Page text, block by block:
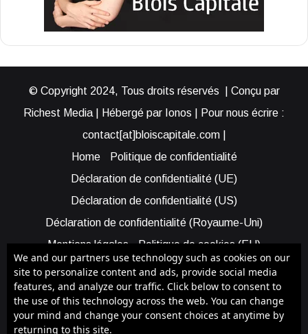
© Copyright 2024, Tous droits réservés | Conçu par
Richest Media | Hébergé par Ionos | Pour nous écrire :
contact[at]bloiscapitale.com |
Home
Politique de confidentialité
Déclaration de confidentialité (UE)
Déclaration de confidentialité (US)
Déclaration de confidentialité (Royaume-Uni)
Mentions légales
Politique de cookies (EU)
Cookie Policy (AUS)
Cookie Policy (US)
Qui sommes-nous ?
Participer à Blois Capitale
Bénéficier d’une assistance
We and our partners use technology such as cookies on our
site to personalize content and ads, provide social media
features, and analyze our traffic. Click below to consent to
the use of this technology across the web. You can change
your mind and change your consent choices at anytime by
returning to this site.